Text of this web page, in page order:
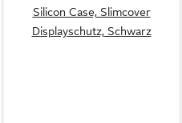
Silicon Case, Slimcover
Displayschutz, Schwarz